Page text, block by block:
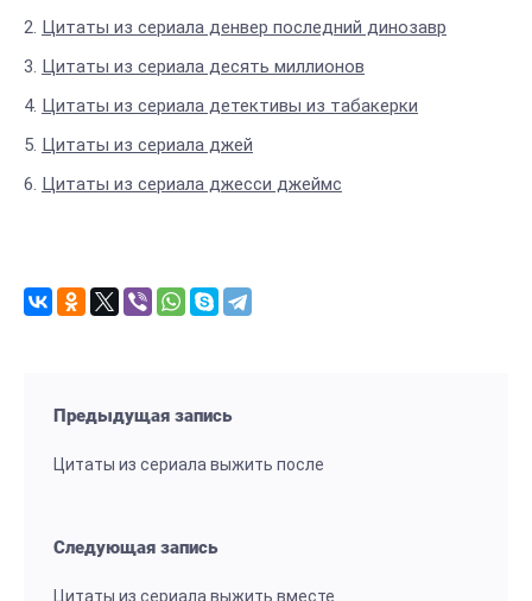
Цитаты из сериала денвер последний динозавр
Цитаты из сериала десять миллионов
Цитаты из сериала детективы из табакерки
Цитаты из сериала джей
Цитаты из сериала джесси джеймс
Предыдущая запись
Цитаты из сериала выжить после
Следующая запись
Цитаты из сериала выжить вместе